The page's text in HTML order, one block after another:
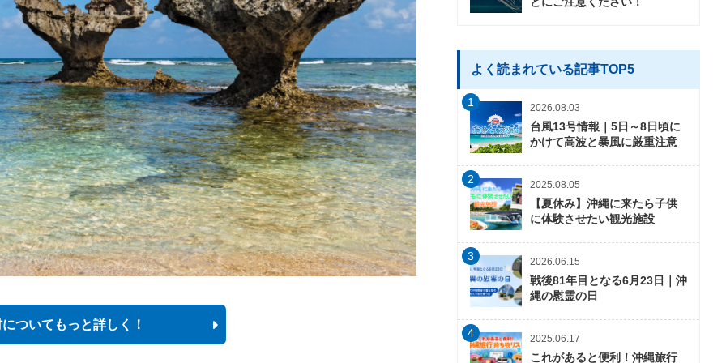
ついてもっと詳しく！
よく読まれている記事TOP5
1 2026.08.03
台風13号情報｜5日～8日頃に
かけて高波と暴風に厳重注意
2 2025.08.05
【夏休み】沖縄に来たら子供
に体験させたい観光施設
3 2026.06.15
戦後81年目となる6月23日｜沖
縄の慰霊の日
4 2025.06.17
これがあると便利！沖縄旅行